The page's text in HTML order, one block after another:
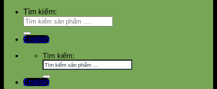
Tìm kiếm:
English
Tìm kiếm:
English